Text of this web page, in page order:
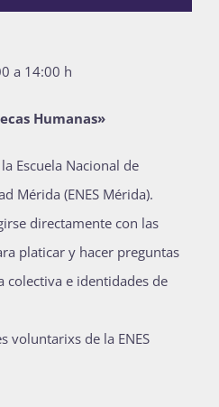
2027-1
a 14:00 h
Humanas»
Escuela Nacional de
Mérida (ENES Mérida).
directamente con las
platicar y hacer preguntas
colectiva e identidades de
voluntarixs de la ENES